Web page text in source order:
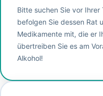
Bitte suchen Sie vor Ihrer
befolgen Sie dessen Rat
Medikamente mit, die er
übertreiben Sie es am
Alkohol!